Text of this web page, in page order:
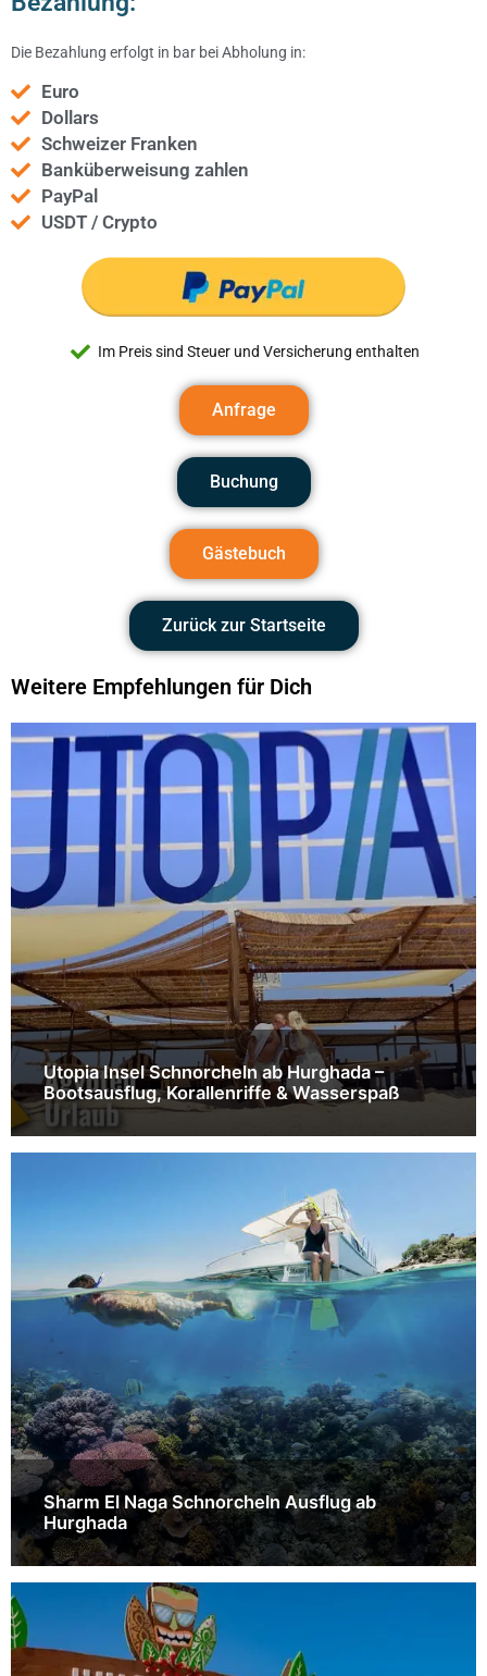
Die Bezahlung erfolgt in bar bei Abholung in:
Euro
Dollars
Schweizer Franken
Banküberweisung zahlen
PayPal
USDT / Crypto
Im Preis sind Steuer und Versicherung enthalten
Anfrage
Buchung
Gästebuch
Zurück zur Startseite
Weitere Empfehlungen für Dich
Utopia Insel Schnorcheln ab Hurghada –
Bootsausflug, Korallenriffe & Wasserspaß
Sharm El Naga Schnorcheln Ausflug ab
Hurghada